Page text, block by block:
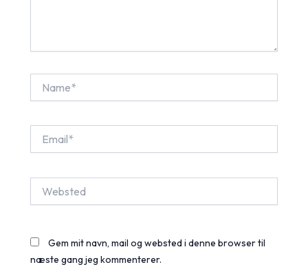
Gem mit navn, mail og websted i denne browser til
næste gang jeg kommenterer.